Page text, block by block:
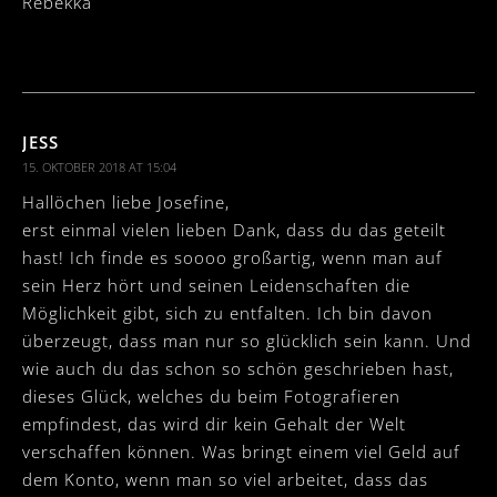
JESS
15. OKTOBER 2018 AT 15:04
Hallöchen liebe Josefine,
erst einmal vielen lieben Dank, dass du das geteilt
hast! Ich finde es soooo großartig, wenn man auf
sein Herz hört und seinen Leidenschaften die
Möglichkeit gibt, sich zu entfalten. Ich bin davon
überzeugt, dass man nur so glücklich sein kann. Und
wie auch du das schon so schön geschrieben hast,
dieses Glück, welches du beim Fotografieren
empfindest, das wird dir kein Gehalt der Welt
verschaffen können. Was bringt einem viel Geld auf
dem Konto, wenn man so viel arbeitet, dass das